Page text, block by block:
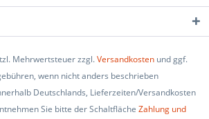
Mehrwertsteuer zzgl.Versandkosten und ggf.
wenn nicht anders beschrieben
Deutschlands, Lieferzeiten/Versandkosten
Sie bitte der Schaltfläche Zahlung und